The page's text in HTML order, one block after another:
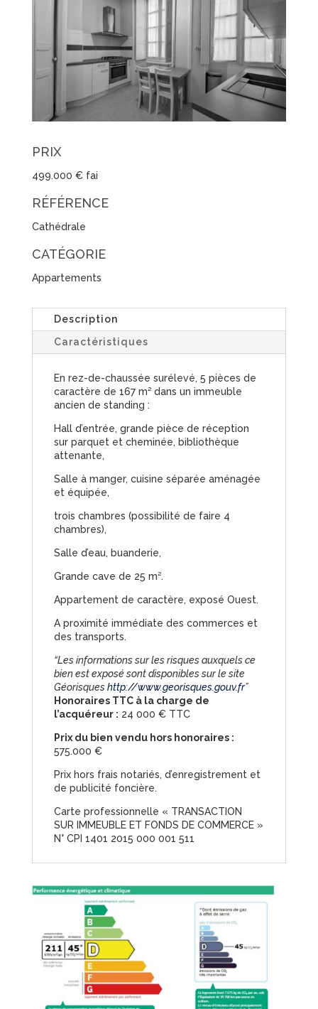
PRIX
499.000 € fai
RÉFÉRENCE
Cathédrale
CATÉGORIE
Appartements
Description
Caractéristiques
En rez-de-chaussée surélevé, 5 pièces de
caractère de 167 m² dans un immeuble
ancien de standing :
Hall d’entrée, grande pièce de réception
sur parquet et cheminée, bibliothèque
attenante,
Salle à manger, cuisine séparée aménagée
et équipée,
trois chambres (possibilité de faire 4
chambres),
Salle d’eau, buanderie,
Grande cave de 25 m².
Appartement de caractère, exposé Ouest.
A proximité immédiate des commerces et
des transports.
“Les informations sur les risques auxquels ce
bien est exposé sont disponibles sur le site
Géorisques http://www.georisques.gouv.fr”
Honoraires TTC à la charge de
l’acquéreur : 24 000 € TTC
Prix du bien vendu hors honoraires :
575.000 €
Prix hors frais notariés, d’enregistrement et
de publicité foncière.
Carte professionnelle « TRANSACTION
SUR IMMEUBLE ET FONDS DE COMMERCE »
N° CPI 1401 2015 000 001 511